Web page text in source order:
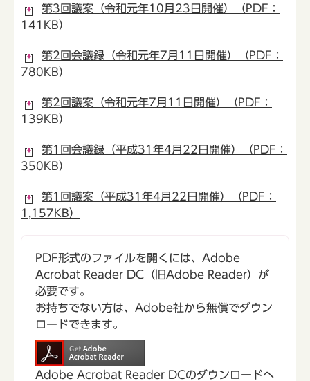
第3回議案（令和元年10月23日開催）（PDF：
141KB）
第2回会議録（令和元年7月11日開催）（PDF：
780KB）
第2回議案（令和元年7月11日開催）（PDF：
139KB）
第1回会議録（平成31年4月22日開催）（PDF：
350KB）
第1回議案（平成31年4月22日開催）（PDF：
1,157KB）
PDF形式のファイルを開くには、Adobe
Acrobat Reader DC（旧Adobe Reader）が
必要です。
お持ちでない方は、Adobe社から無償でダウン
ロードできます。
Adobe Acrobat Reader DCのダウンロードへ